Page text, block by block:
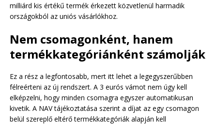
milliárd kis értékű termék érkezett közvetlenül harmadik
országokból az uniós vásárlókhoz.
Nem csomagonként, hanem
termékkategóriánként számolják
Ez a rész a legfontosabb, mert itt lehet a legegyszerűbben
félreérteni az új rendszert. A 3 eurós vámot nem úgy kell
elképzelni, hogy minden csomagra egyszer automatikusan
kivetik. A NAV tájékoztatása szerint a díjat az egy csomagon
belül szereplő eltérő termékkategóriák alapján kell